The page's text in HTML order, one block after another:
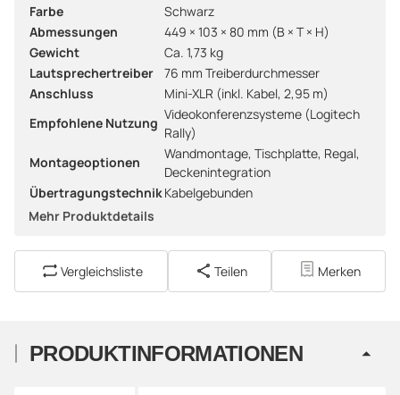
Farbe
Schwarz
Abmessungen
449 × 103 × 80 mm (B × T × H)
Gewicht
Ca. 1,73 kg
Lautsprechertreiber
76 mm Treiberdurchmesser
Anschluss
Mini-XLR (inkl. Kabel, 2,95 m)
Empfohlene Nutzung
Videokonferenzsysteme (Logitech
Rally)
Montageoptionen
Wandmontage, Tischplatte, Regal,
Deckenintegration
ÜbertragungstechnikKabelgebunden
Mehr Produktdetails
Vergleichsliste Teilen Merken
PRODUKTINFORMATIONEN